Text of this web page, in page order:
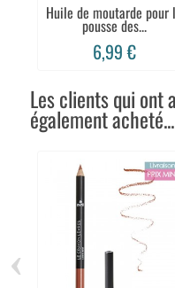
Huile de moutarde pour
pousse des...
6,99 €
Les clients qui ont
également acheté...
‹